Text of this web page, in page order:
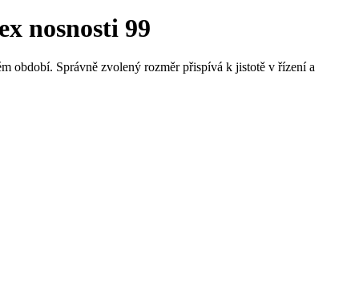
nosnosti 99
období. Správně zvolený rozměr přispívá k jistotě v řízení a